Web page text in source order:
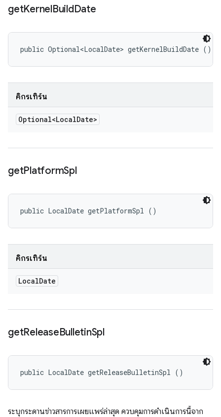
getKernelBuildDate
public Optional<LocalDate> getKernelBuildDate ()
คิกรีเทิร์น
Optional<LocalDate>
getPlatformSpl
public LocalDate getPlatformSpl ()
คิกรีเทิร์น
LocalDate
getReleaseBulletinSpl
public LocalDate getReleaseBulletinSpl ()
ระบุกระดานข่าวสารการเผยแพร่ล่าสุด ควบคุมการดำเนินการนี้จาก